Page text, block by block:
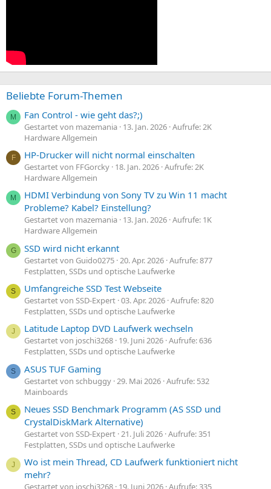
Beliebte Forum-Themen
M Fan Control - wie geht das?;)
Gestartet von mazemania 13. Jan. 2026 Aufrufe: 2K
Hardware Allgemein
F HP-Drucker will nicht normal einschalten
Gestartet von FFGorcky 18. Jan. 2026 Aufrufe: 2K
Hardware Allgemein
M
HDMI Verbindung von Sony TV zu Win 11 macht
Probleme? Kabel? Einstellung?
Gestartet von mazemania 13. Jan. 2026 Aufrufe: 1K
Hardware Allgemein
G SSD wird nicht erkannt
Gestartet von Guido0275 20. Apr. 2026 Aufrufe: 877
Festplatten, SSDs und optische Laufwerke
S Umfangreiche SSD Test Webseite
Gestartet von SSD-Expert 03. Apr. 2026 Aufrufe: 820
Festplatten, SSDs und optische Laufwerke
J Latitude Laptop DVD Laufwerk wechseln
Gestartet von joschi3268 19. Juni 2026 Aufrufe: 636
Festplatten, SSDs und optische Laufwerke
S ASUS TUF Gaming
Gestartet von schbuggy 29. Mai 2026 Aufrufe: 532
Mainboards
S
Neues SSD Benchmark Programm (AS SSD und
CrystalDiskMark Alternative)
Gestartet von SSD-Expert 21. Juli 2026 Aufrufe: 351
Festplatten, SSDs und optische Laufwerke
J
Wo ist mein Thread, CD Laufwerk funktioniert nicht
mehr?
Gestartet von joschi3268 19. Juni 2026 Aufrufe: 335